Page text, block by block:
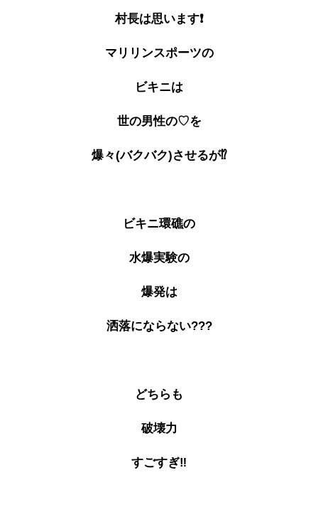
村長は思います❗
マリリンスポーツの
ビキニは
世の男性の♡を
爆々(バクバク)させるが⁉
ビキニ環礁の
水爆実験の
爆発は
洒落にならない???
どちらも
破壊力
すごすぎ‼